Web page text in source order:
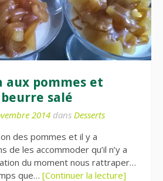
aux pommes et
salé
2014 dans Desserts
des pommes et il y a
de les accommoder qu’il n’y a
du moment nous rattraper…
que… [Continuer la lecture]